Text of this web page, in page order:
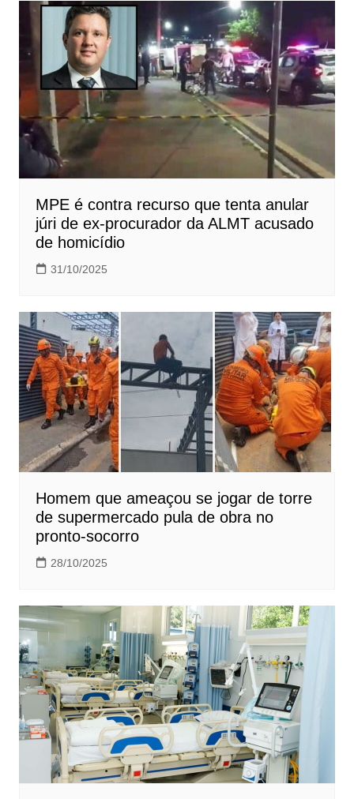
MPE é contra recurso que tenta anular
júri de ex-procurador da ALMT acusado
de homicídio
31/10/2025
Homem que ameaçou se jogar de torre
de supermercado pula de obra no
pronto-socorro
28/10/2025